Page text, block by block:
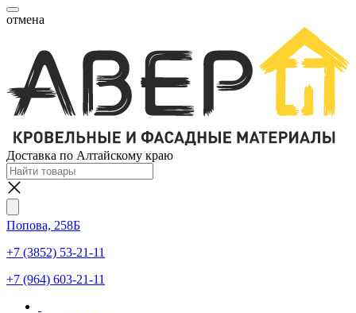
отмена
Доставка по Алтайскому краю
Попова, 258Б
+7 (3852) 53-21-11
+7 (964) 603-21-11